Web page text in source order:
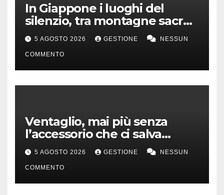
In Giappone i luoghi del
silenzio, tra montagne sacre
e isole incontaminate
5 AGOSTO 2026 GESTIONE NESSUN
COMMENTO
Ventaglio, mai più senza
l’accessorio che ci salva
dall’afa
5 AGOSTO 2026 GESTIONE NESSUN
COMMENTO